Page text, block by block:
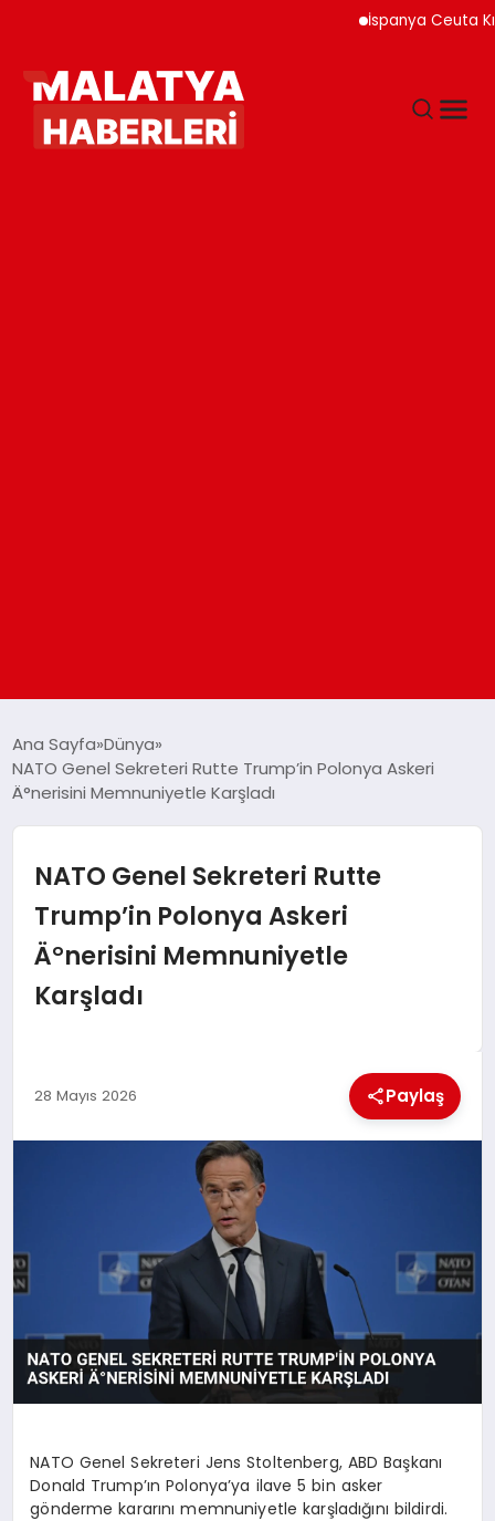
İspanya Ceuta
GÜNDEM
DÜNYA
EĞITIM
EKONOMI
SPOR
Ana Sayfa Dünya
NATO Genel Sekreteri Rutte Trump’in Polonya Askeri
Ä°nerisini Memnuniyetle Karşladı
NATO Genel Sekreteri Rutte
Trump’in Polonya Askeri
Ä°nerisini Memnuniyetle
Karşladı
28 Mayıs 2026 Paylaş
NATO Genel Sekreteri Jens Stoltenberg, ABD Başkanı
Donald Trump’ın Polonya’ya ilave 5 bin asker
gönderme kararını memnuniyetle karşladığını bildirdi.